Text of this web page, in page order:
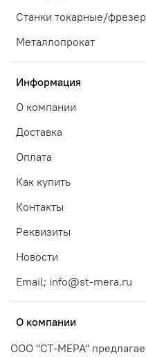
Станки токарные/
Металлопрокат
Информация
О компании
Доставка
Оплата
Как купить
Контакты
Реквизиты
Новости
Email; info@st-mera.ru
О компании
ООО "СТ-МЕРА"